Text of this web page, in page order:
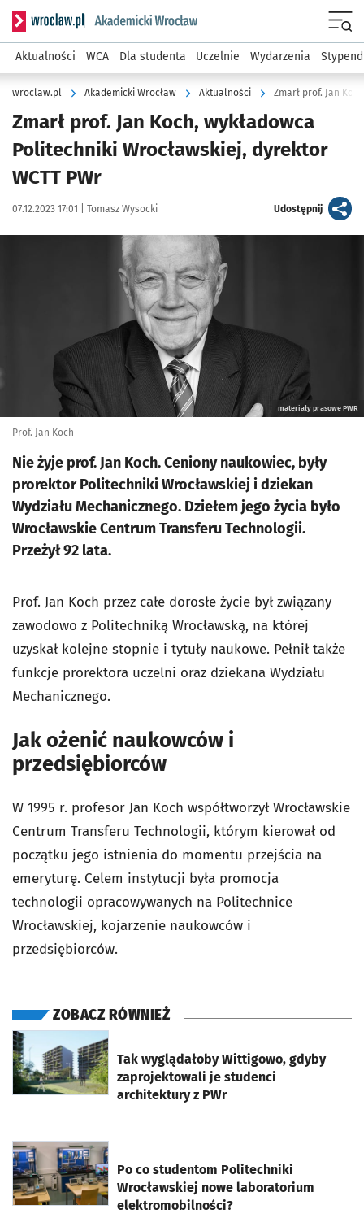
Serwis informacyjny wroclaw.pl podserwis: Akademicki
Aktualności WCA Dla studenta Uczelnie Wydarzenia
wroclaw.pl Akademicki Wrocław Aktualności Zmarł prof. Jan
Zmarł prof. Jan Koch, wykładowca
Politechniki Wrocławskiej, dyrektor
WCTT PWr
Data publikacji:
07.12.2023 17:01 | Autor:
Tomasz Wysocki Udostępnijartykuł
Kliknij, aby powiększyć
materiały prasowe PWR
Prof. Jan Koch
Nie żyje prof. Jan Koch. Ceniony naukowiec, były
prorektor Politechniki Wrocławskiej i dziekan
Wydziału Mechanicznego. Dziełem jego życia było
Wrocławskie Centrum Transferu Technologii.
Przeżył 92 lata.
Prof. Jan Koch przez całe dorosłe życie był związany
zawodowo z Politechniką Wrocławską, na której
uzyskał kolejne stopnie i tytuły naukowe. Pełnił także
funkcje prorektora uczelni oraz dziekana Wydziału
Mechanicznego.
Jak ożenić naukowców i
przedsiębiorców
W 1995 r. profesor Jan Koch współtworzył Wrocławskie
Centrum Transferu Technologii, którym kierował od
początku jego istnienia do momentu przejścia na
emeryturę. Celem instytucji była promocja
technologii opracowywanych na Politechnice
Wrocławskiej, kojarzenie naukowców i
przedsiębiorców.
ZOBACZ RÓWNIEŻ
Tak wyglądałoby Wittigowo, gdyby
zaprojektowali je studenci
architektury z PWr
otworzy się w nowej karcie
Po co studentom Politechniki
Wrocławskiej nowe laboratorium
elektromobilności?
otworzy się w nowej karcie